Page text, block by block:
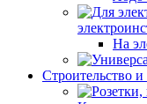
На
Строительство